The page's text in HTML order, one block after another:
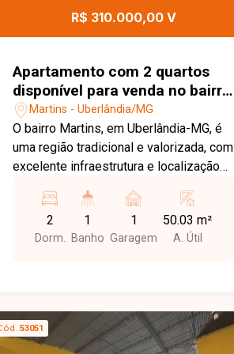
localização privilegiada. Entre em
sua visita. Nossa equipe está pronta
para apresentar todos os detalhes
deste imóvel e ajudar você a encontrar
o imóvel ideal para morar ou investir.
R$ 310.000,00 V
Apartamento com 2 quartos
disponível para venda no bairro
Martins em Uberlândia-MG
Martins - Uberlândia/MG
O bairro Martins, em Uberlândia-MG, é
uma região tradicional e valorizada, com
excelente infraestrutura e localização
lojas, restaurantes, escolas e bancos,
além de estar a aproximadamente 10
minutos do Centro de Uberlândia,
aproximadamente 50m² de área
privativa, composto por sala em 02
2
Dorm.
1
Banho
1
Garagem
50.03 m²
A. Útil
53051